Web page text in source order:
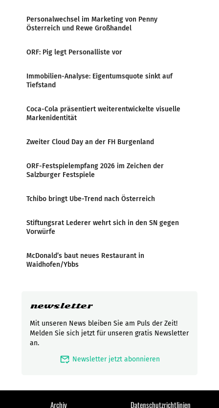
Personalwechsel im Marketing von Penny
Österreich und Rewe Großhandel
ORF: Pig legt Personalliste vor
Immobilien-Analyse: Eigentumsquote sinkt auf
Tiefstand
Coca-Cola präsentiert weiterentwickelte visuelle
Markenidentität
Zweiter Cloud Day an der FH Burgenland
ORF-Festspielempfang 2026 im Zeichen der
Salzburger Festspiele
Tchibo bringt Ube-Trend nach Österreich
Stiftungsrat Lederer wehrt sich in den SN gegen
Vorwürfe
McDonald’s baut neues Restaurant in
Waidhofen/Ybbs
newsletter
Mit unseren News bleiben Sie am Puls der Zeit!
Melden Sie sich jetzt für unseren gratis Newsletter
an.
mark_email_read Newsletter jetzt abonnieren
Archiv Datenschutzrichtlinien